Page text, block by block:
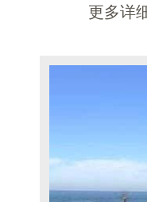
更多详细